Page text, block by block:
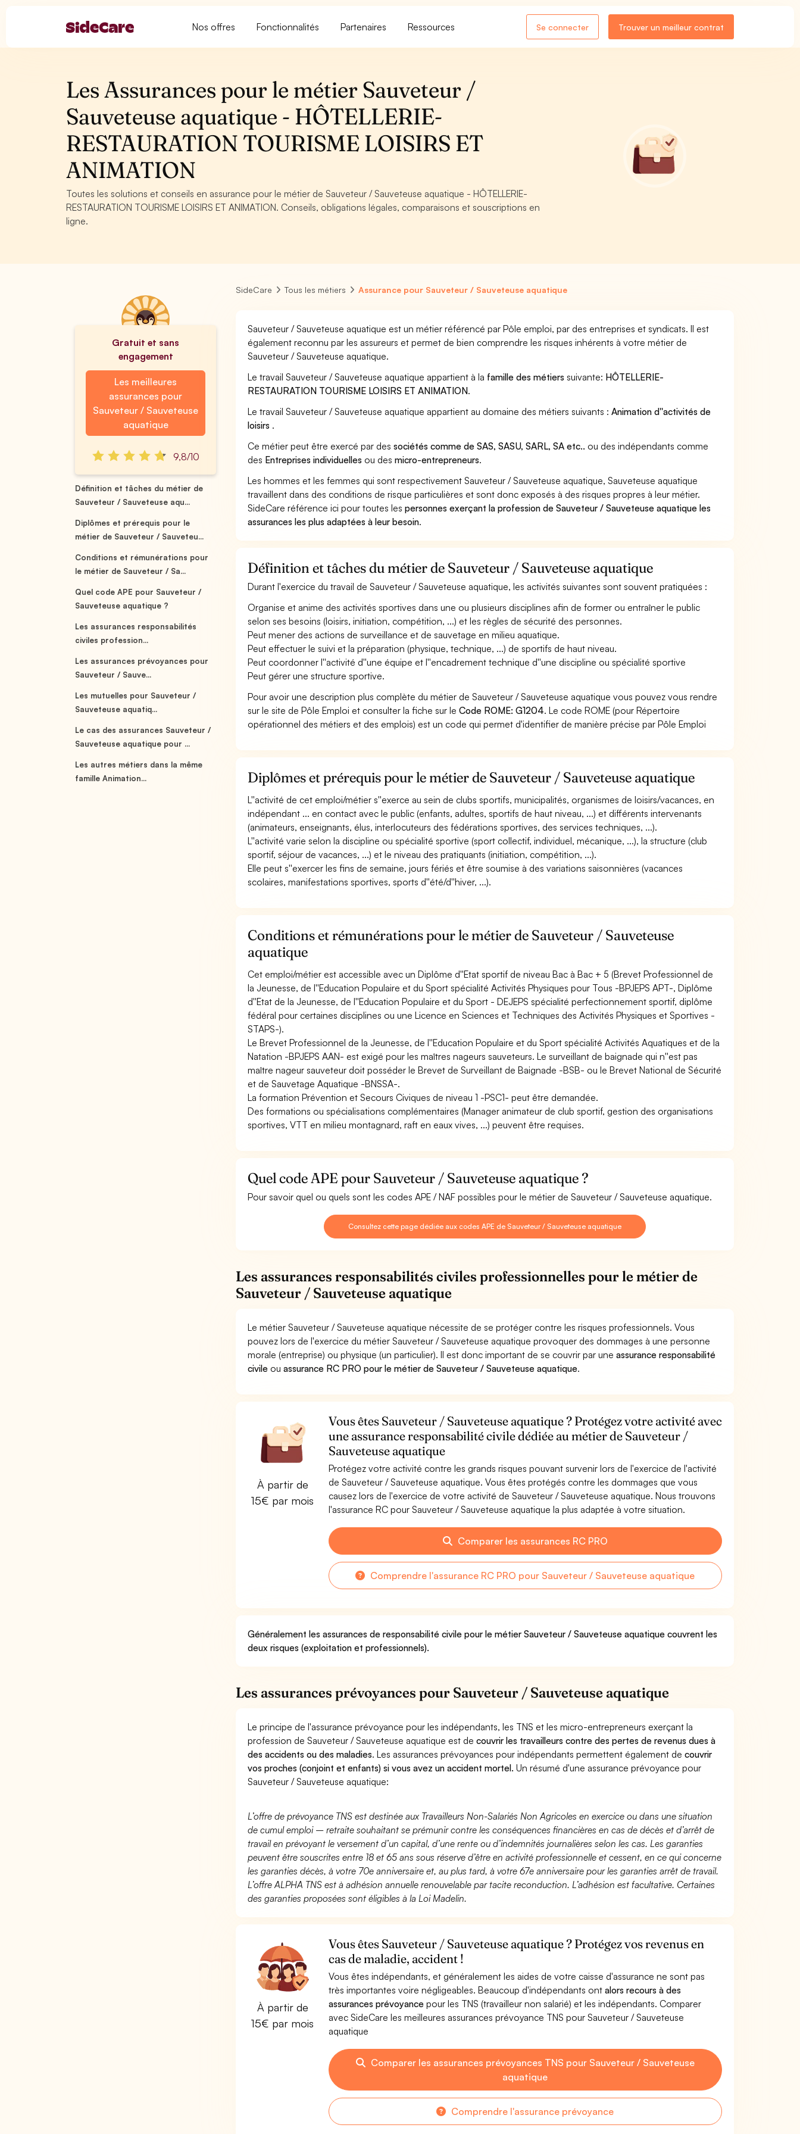
Nos offres Fonctionnalités Partenaires Ressources Se connecter Trouver un meilleur contrat
Les Assurances pour le métier Sauveteur /
Sauveteuse aquatique - HÔTELLERIE-
RESTAURATION TOURISME LOISIRS ET
ANIMATION
Toutes les solutions et conseils en assurance pour le métier de Sauveteur / Sauveteuse aquatique - HÔTELLERIE-
RESTAURATION TOURISME LOISIRS ET ANIMATION. Conseils, obligations légales, comparaisons et souscriptions en
ligne.
Gratuit et sans
engagement
Les meilleures
assurances pour
Sauveteur / Sauveteuse
aquatique
9,8/10
Définition et tâches du métier de
Sauveteur / Sauveteuse aqu...
Diplômes et prérequis pour le
métier de Sauveteur / Sauveteu...
Conditions et rémunérations pour
le métier de Sauveteur / Sa...
Quel code APE pour Sauveteur /
Sauveteuse aquatique ?
Les assurances responsabilités
civiles profession...
Les assurances prévoyances pour
Sauveteur / Sauve...
Les mutuelles pour Sauveteur /
Sauveteuse aquatiq...
Le cas des assurances Sauveteur /
Sauveteuse aquatique pour ...
Les autres métiers dans la même
famille Animation...
SideCare Tous les métiers Assurance pour Sauveteur / Sauveteuse aquatique
Sauveteur / Sauveteuse aquatique est un métier référencé par Pôle emploi, par des entreprises et syndicats. Il est
également reconnu par les assureurs et permet de bien comprendre les risques inhérents à votre métier de
Sauveteur / Sauveteuse aquatique.
Le travail Sauveteur / Sauveteuse aquatique appartient à la famille des métiers suivante: HÔTELLERIE-
RESTAURATION TOURISME LOISIRS ET ANIMATION.
Le travail Sauveteur / Sauveteuse aquatique appartient au domaine des métiers suivants :Animation d''activités de
loisirs .
Ce métier peut être exercé par dessociétés comme de SAS, SASU, SARL, SA etc.. ou des indépendants comme
des Entreprises individuelles ou desmicro-entrepreneurs.
Les hommes et les femmes qui sont respectivement Sauveteur / Sauveteuse aquatique, Sauveteuse aquatique
travaillent dans des conditions de risque particulières et sont donc exposés à des risques propres à leur métier.
SideCare référence ici pour toutes lespersonnes exerçant la profession de Sauveteur / Sauveteuse aquatique les
assurances les plus adaptées à leur besoin.
Définition et tâches du métier de Sauveteur / Sauveteuse aquatique
Durant l'exercice du travail de Sauveteur / Sauveteuse aquatique, les activités suivantes sont souvent pratiquées :
Organise et anime des activités sportives dans une ou plusieurs disciplines afin de former ou entraîner le public
selon ses besoins (loisirs, initiation, compétition, ...) et les règles de sécurité des personnes.
Peut mener des actions de surveillance et de sauvetage en milieu aquatique.
Peut effectuer le suivi et la préparation (physique, technique, ...) de sportifs de haut niveau.
Peut coordonner l''activité d''une équipe et l''encadrement technique d''une discipline ou spécialité sportive
Peut gérer une structure sportive.
Pour avoir une description plus complète du métier de Sauveteur / Sauveteuse aquatique vous pouvez vous rendre
sur le site de Pôle Emploi et consulter la fiche sur leCode ROME: G1204. Le code ROME (pour Répertoire
opérationnel des métiers et des emplois) est un code qui permet d'identifier de manière précise par Pôle Emploi
Diplômes et prérequis pour le métier de Sauveteur / Sauveteuse aquatique
L''activité de cet emploi/métier s''exerce au sein de clubs sportifs, municipalités, organismes de loisirs/vacances, en
indépendant ... en contact avec le public (enfants, adultes, sportifs de haut niveau, ...) et différents intervenants
(animateurs, enseignants, élus, interlocuteurs des fédérations sportives, des services techniques, ...).
L''activité varie selon la discipline ou spécialité sportive (sport collectif, individuel, mécanique, ...), la structure (club
sportif, séjour de vacances, ...) et le niveau des pratiquants (initiation, compétition, ...).
Elle peut s''exercer les fins de semaine, jours fériés et être soumise à des variations saisonnières (vacances
scolaires, manifestations sportives, sports d''été/d''hiver, ...).
Conditions et rémunérations pour le métier de Sauveteur / Sauveteuse
aquatique
Cet emploi/métier est accessible avec un Diplôme d''Etat sportif de niveau Bac à Bac + 5 (Brevet Professionnel de
la Jeunesse, de l''Education Populaire et du Sport spécialité Activités Physiques pour Tous -BPJEPS APT-, Diplôme
d''Etat de la Jeunesse, de l''Education Populaire et du Sport - DEJEPS spécialité perfectionnement sportif, diplôme
fédéral pour certaines disciplines ou une Licence en Sciences et Techniques des Activités Physiques et Sportives -
STAPS-).
Le Brevet Professionnel de la Jeunesse, de l''Education Populaire et du Sport spécialité Activités Aquatiques et de la
Natation -BPJEPS AAN- est exigé pour les maîtres nageurs sauveteurs. Le surveillant de baignade qui n''est pas
maître nageur sauveteur doit posséder le Brevet de Surveillant de Baignade -BSB- ou le Brevet National de Sécurité
et de Sauvetage Aquatique -BNSSA-.
La formation Prévention et Secours Civiques de niveau 1 -PSC1- peut être demandée.
Des formations ou spécialisations complémentaires (Manager animateur de club sportif, gestion des organisations
sportives, VTT en milieu montagnard, raft en eaux vives, ...) peuvent être requises.
Quel code APE pour Sauveteur / Sauveteuse aquatique ?
Pour savoir quel ou quels sont les codes APE / NAF possibles pour le métier de Sauveteur / Sauveteuse aquatique.
Consultez cette page dédiée aux codes APE de Sauveteur / Sauveteuse aquatique
Les assurances responsabilités civiles professionnelles pour le métier de
Sauveteur / Sauveteuse aquatique
Le métier Sauveteur / Sauveteuse aquatique nécessite de se protéger contre les risques professionnels. Vous
pouvez lors de l'exercice du métier Sauveteur / Sauveteuse aquatique provoquer des dommages à une personne
morale (entreprise) ou physique (un particulier). Il est donc important de se couvrir par uneassurance responsabilité
civile ouassurance RC PRO pour le métier de Sauveteur / Sauveteuse aquatique.
À partir de
15€ par mois
Vous êtes Sauveteur / Sauveteuse aquatique ? Protégez votre activité avec
une assurance responsabilité civile dédiée au métier de Sauveteur /
Sauveteuse aquatique
Protégez votre activité contre les grands risques pouvant survenir lors de l'exercice de l'activité
de Sauveteur / Sauveteuse aquatique. Vous êtes protégés contre les dommages que vous
causez lors de l'exercice de votre activité de Sauveteur / Sauveteuse aquatique. Nous trouvons
l'assurance RC pour Sauveteur / Sauveteuse aquatique la plus adaptée à votre situation.
Comparer les assurances RC PRO
Comprendre l'assurance RC PRO pour Sauveteur / Sauveteuse aquatique
Généralement les assurances de responsabilité civile pour le métier Sauveteur / Sauveteuse aquatique couvrent les
deux risques (exploitation et professionnels).
Les assurances prévoyances pour Sauveteur / Sauveteuse aquatique
Le principe de l'assurance prévoyance pour les indépendants, les TNS et les micro-entrepreneurs exerçant la
profession de Sauveteur / Sauveteuse aquatique est decouvrir les travailleurs contre des pertes de revenus dues à
des accidents ou des maladies. Les assurances prévoyances pour indépendants permettent également decouvrir
vos proches (conjoint et enfants) si vous avez un accident mortel. Un résumé d'une assurance prévoyance pour
Sauveteur / Sauveteuse aquatique:
L’offre de prévoyance TNS est destinée aux Travailleurs Non-Salariés Non Agricoles en exercice ou dans une situation
de cumul emploi – retraite souhaitant se prémunir contre les conséquences financières en cas de décès et d’arrêt de
travail en prévoyant le versement d’un capital, d’une rente ou d’indemnités journalières selon les cas. Les garanties
peuvent être souscrites entre 18 et 65 ans sous réserve d’être en activité professionnelle et cessent, en ce qui concerne
les garanties décès, à votre 70e anniversaire et, au plus tard, à votre 67e anniversaire pour les garanties arrêt de travail.
L’offre ALPHA TNS est à adhésion annuelle renouvelable par tacite reconduction. L’adhésion est facultative. Certaines
des garanties proposées sont éligibles à la Loi Madelin.
À partir de
15€ par mois
Vous êtes Sauveteur / Sauveteuse aquatique ? Protégez vos revenus en
cas de maladie, accident !
Vous êtes indépendants, et généralement les aides de votre caisse d'assurance ne sont pas
très importantes voire négligeables. Beaucoup d'indépendants ont alors recours à des
assurances prévoyancepour les TNS (travailleur non salarié) et les indépendants. Comparer
avec SideCare les meilleures assurances prévoyance TNS pour Sauveteur / Sauveteuse
aquatique
Comparer les assurances prévoyances TNS pour Sauveteur / Sauveteuse
aquatique
Comprendre l'assurance prévoyance